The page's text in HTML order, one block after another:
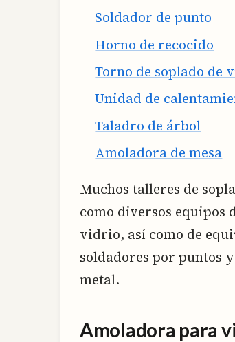
Soldador de punto
Horno de recocido
Torno de soplado de
Unidad de
Taladro de árbol
Amoladora de mesa
Muchos talleres de
como diversos equipos
vidrio, así como de
soldadores por puntos
metal.
Amoladora para